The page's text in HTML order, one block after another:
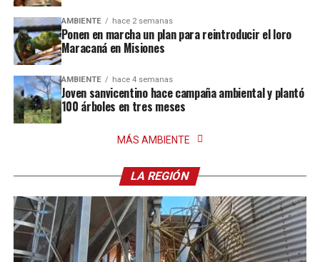
AMBIENTE hace 2 semanas
Ponen en marcha un plan para reintroducir el loro
Maracaná en Misiones
AMBIENTE hace 4 semanas
Joven sanvicentino hace campaña ambiental y plantó
100 árboles en tres meses
MÁS AMBIENTE
LA REGIÓN